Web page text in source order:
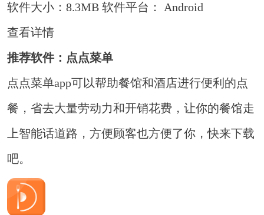
软件大小：8.3MB 软件平台： Android
查看详情
推荐软件：点点菜单
点点菜单app可以帮助餐馆和酒店进行便利的点
餐，省去大量劳动力和开销花费，让你的餐馆走
上智能话道路，方便顾客也方便了你，快来下载
吧。